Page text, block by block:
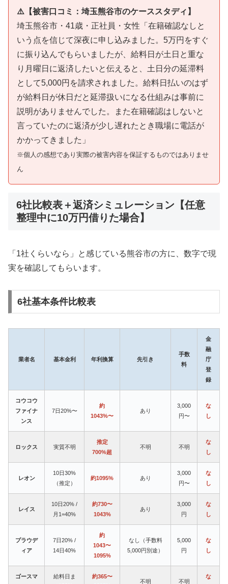
⚠️【被害口コミ：埼玉熊谷市のケーススタディ】
埼玉熊谷市・41歳・正社員・女性「在籍確認なしと
いう点を信じて深夜に申し込みました。5万円をすぐ
に振り込んでもらいましたが、給料日が土日と重な
り月曜日に返済したいと伝えると、土日分の延滞料
として5,000円を請求されました。給料日払いのはず
が給料日が休日だと延滞扱いになる仕組みは事前に
説明がありませんでした。また在籍確認はしないと
言っていたのに返済が少し遅れたとき職場に電話が
かかってきました」
※個人の感想であり実際の被害内容を保証するものではありませ
ん
6社比較表＋返済シミュレーション【任意
整理中に10万円借りた場合】
「1社くらいなら」と感じている熊谷市の方に、数字で現
実を確認してもらいます。
6社基本条件比較表
業者名 基本金利 年利換算 先引き
手数
料
金
融
庁
登
録
コウコウ
ファイナ
ンス
7日20%〜
約
1043%〜
あり
3,000
円〜
な
し
ロックス 実質不明
推定
700%超
不明 不明
な
し
レオン
10日30%
（推定）
約1095% あり
3,000
円〜
な
し
レイス
10日20% /
月1=40%
約730〜
1043%
あり
3,000
円
な
し
プラウデ
ィア
7日20% /
14日40%
約
1043〜
1095%
なし（手数料
5,000円別途）
5,000
円
な
し
ゴースマ
給料日ま
約365〜
不明 不明
な